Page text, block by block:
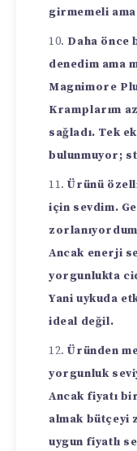
girmemeli
Daha önce
denedim ama
Magnimore
Kramplarım
sağladı. Tek
bulunmuyor;
Ürünü
için sevdim.
Ancak enerji
yorgunlukta
Yani uykuda
ideal değil.
Üründen
yorgunluk
Ancak fiyatı
almak bütçeyi
uygun fiyatlı